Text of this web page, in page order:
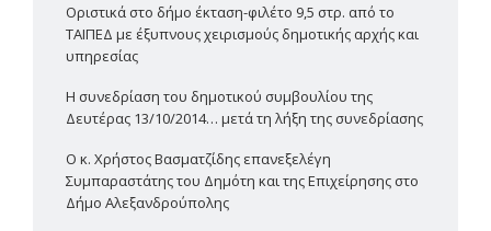
Οριστικά στο δήμο έκταση-φιλέτο 9,5 στρ. από το
ΤΑΙΠΕΔ με έξυπνους χειρισμούς δημοτικής αρχής και
υπηρεσίας
Η συνεδρίαση του δημοτικού συμβουλίου της
Δευτέρας 13/10/2014… μετά τη λήξη της συνεδρίασης
Ο κ. Χρήστος Βασματζίδης επανεξελέγη
Συμπαραστάτης του Δημότη και της Επιχείρησης στο
Δήμο Αλεξανδρούπολης